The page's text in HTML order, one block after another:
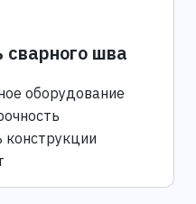
сварного шва
оборудование
конструкции